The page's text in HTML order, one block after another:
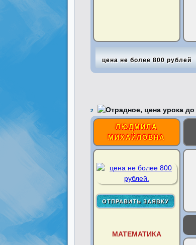
цена не более 800 рублей
2
ЛЮДМИЛА
МИХАЙЛОВНА
МАТЕМАТИКА